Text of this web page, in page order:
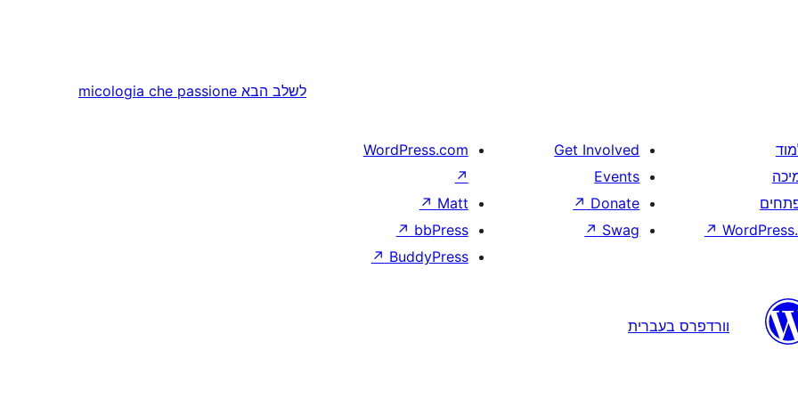
לשלב הבא micologia che passione
↗
Get Involved
Events
Donate
↗
Swag
↗
WordPress.com
↗
Matt
↗
bbPress
↗
BuddyPress
↗
וורדפרס בעברית